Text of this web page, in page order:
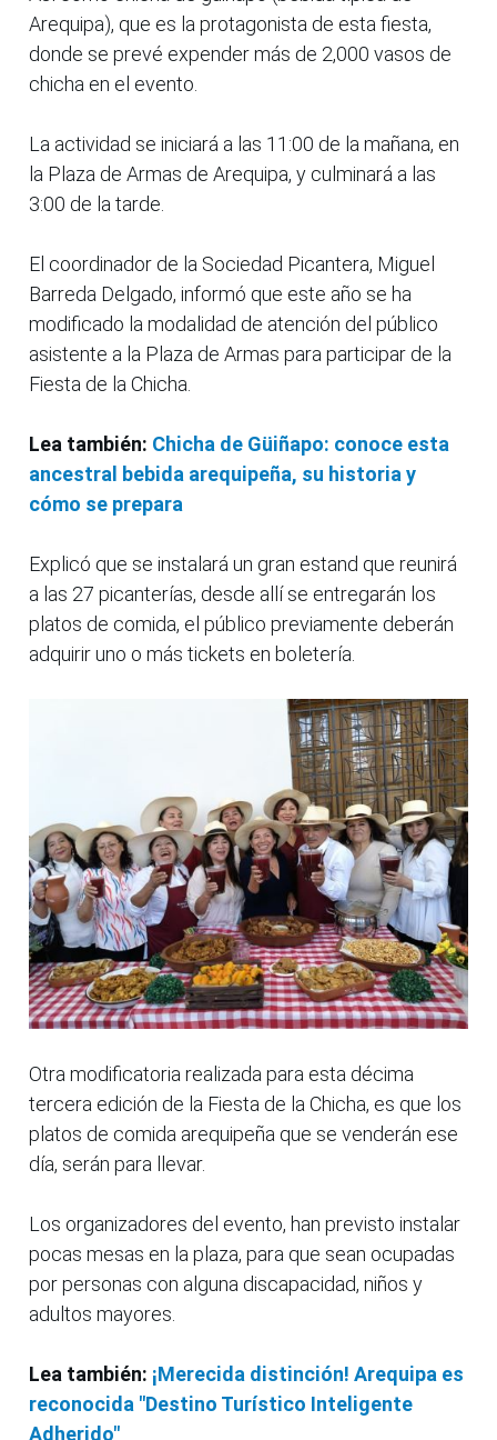
Arequipa), que es la protagonista de esta fiesta,
donde se prevé expender más de 2,000 vasos de
chicha en el evento.
La actividad se iniciará a las 11:00 de la mañana, en
la Plaza de Armas de Arequipa, y culminará a las
3:00 de la tarde.
El coordinador de la Sociedad Picantera, Miguel
Barreda Delgado, informó que este año se ha
modificado la modalidad de atención del público
asistente a la Plaza de Armas para participar de la
Fiesta de la Chicha.
Lea también: Chicha de Güiñapo: conoce esta
ancestral bebida arequipeña, su historia y
cómo se prepara
Explicó que se instalará un gran estand que reunirá
a las 27 picanterías, desde allí se entregarán los
platos de comida, el público previamente deberán
adquirir uno o más tickets en boletería.
Otra modificatoria realizada para esta décima
tercera edición de la Fiesta de la Chicha, es que los
platos de comida arequipeña que se venderán ese
día, serán para llevar.
Los organizadores del evento, han previsto instalar
pocas mesas en la plaza, para que sean ocupadas
por personas con alguna discapacidad, niños y
adultos mayores.
Lea también: ¡Merecida distinción! Arequipa es
reconocida "Destino Turístico Inteligente
Adherido"